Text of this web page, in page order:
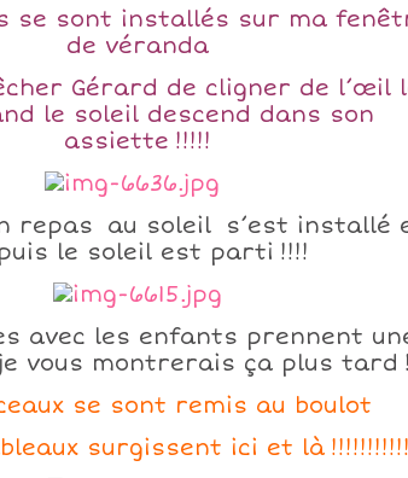
se sont installés sur ma
de véranda
Gérard de cligner de l’œil
le soleil descend dans son
assiette !!!!!
repas au soleil s’est installé
le soleil est parti !!!!
avec les enfants prennent
vous montrerais ça plus tard
se sont remis au boulot
surgissent ici et là